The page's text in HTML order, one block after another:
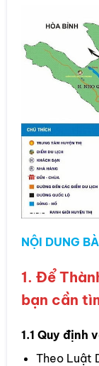
NỘI DUNG
1. Để
bạn cần
1.1 Quy định
Theo Luật